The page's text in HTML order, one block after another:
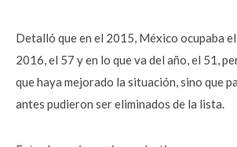
Detalló que en el 2015, México ocupaba
2016, el 57 y en lo que va del año, el 51,
que haya mejorado la situación, sino que
antes pudieron ser eliminados de la lista.